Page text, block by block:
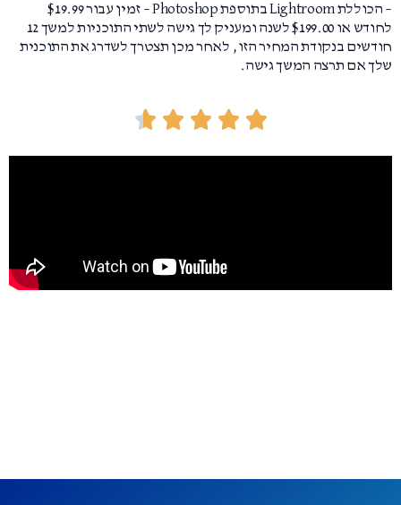
– הכוללת Lightroom בתוספת Photoshop – זמין עבור $19.99
לחודש או $199.00 לשנה ומעניק לך גישה לשתי התוכניות למשך 12
חודשים בנקודת המחיר הזו, לאחר מכן תצטרך לשדרג את התוכנית
שלך אם תרצה המשך גישה.





ו
4
ך